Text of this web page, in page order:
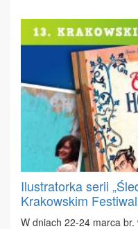
Ilustratorka serii
Krakowskim
W dniach 22-24 mar­ca